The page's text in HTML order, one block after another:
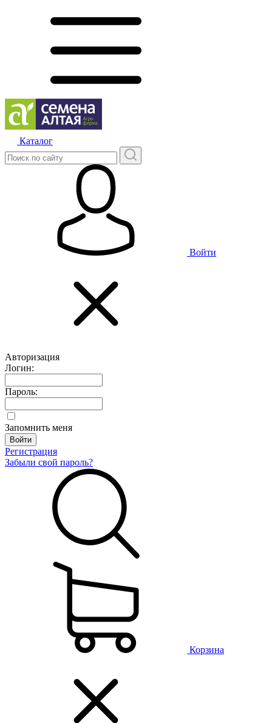
Каталог
Войти
Авторизация
Логин:
Пароль:
Запомнить меня
Регистрация
Забыли свой пароль?
Корзина